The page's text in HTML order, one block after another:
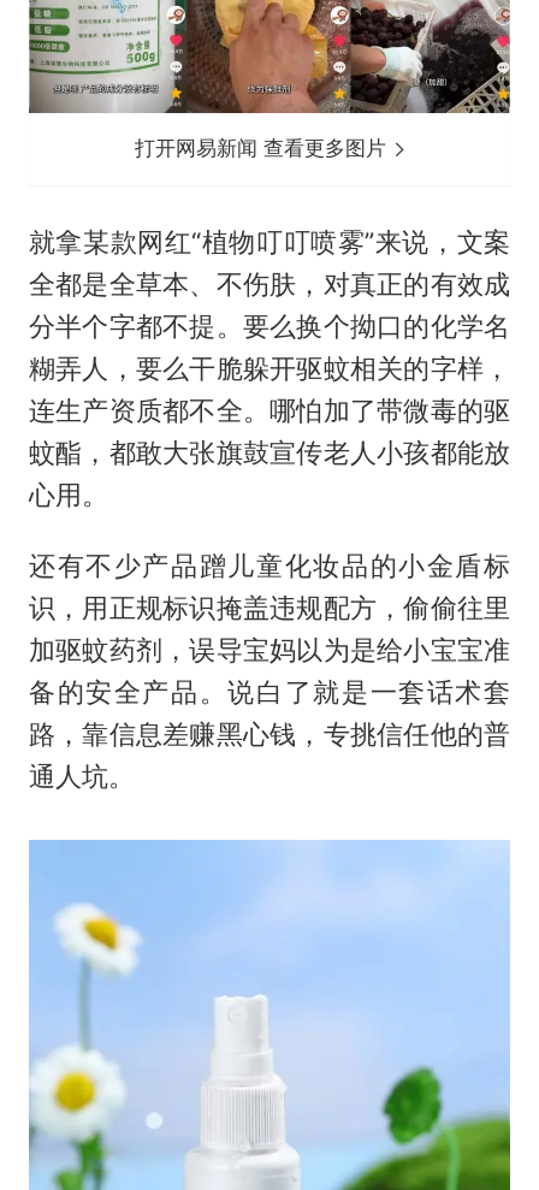
打开网易新闻 查看更多图片
就拿某款网红“植物叮叮喷雾”来说，文案
全都是全草本、不伤肤，对真正的有效成
分半个字都不提。要么换个拗口的化学名
糊弄人，要么干脆躲开驱蚊相关的字样，
连生产资质都不全。哪怕加了带微毒的驱
蚊酯，都敢大张旗鼓宣传老人小孩都能放
心用。
还有不少产品蹭儿童化妆品的小金盾标
识，用正规标识掩盖违规配方，偷偷往里
加驱蚊药剂，误导宝妈以为是给小宝宝准
备的安全产品。说白了就是一套话术套
路，靠信息差赚黑心钱，专挑信任他的普
通人坑。